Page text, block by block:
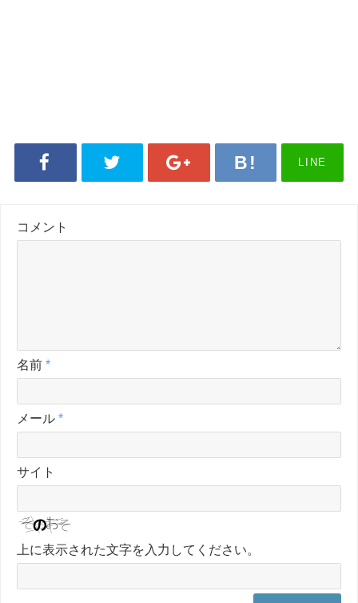
LINE
コメント
名前 *
メール *
サイト
上に表示された文字を入力してください。